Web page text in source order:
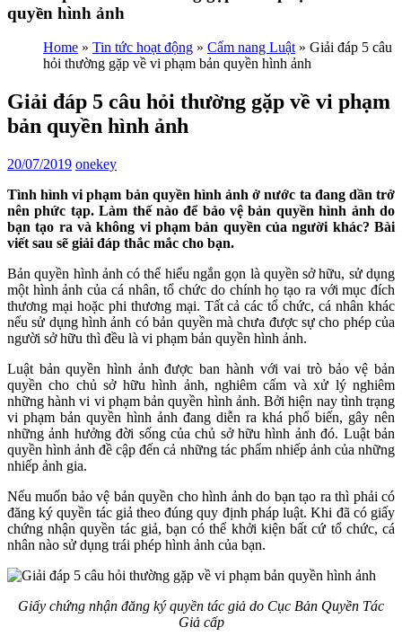
quyền hình ảnh
Home » Tin tức hoạt động » Cẩm nang Luật» Giải đáp 5 câu
hỏi thường gặp về vi phạm bản quyền hình ảnh
Giải đáp 5 câu hỏi thường gặp về vi phạm
bản quyền hình ảnh
20/07/2019 onekey
Tình hình vi phạm bản quyền hình ảnh ở nước ta đang dần trở
nên phức tạp. Làm thế nào để bảo vệ bản quyền hình ảnh do
bạn tạo ra và không vi phạm bản quyền của người khác? Bài
viết sau sẽ giải đáp thắc mắc cho bạn.
Bản quyền hình ảnh có thể hiểu ngắn gọn là quyền sở hữu, sử dụng
một hình ảnh của cá nhân, tổ chức do chính họ tạo ra với mục đích
thương mại hoặc phi thương mại. Tất cả các tổ chức, cá nhân khác
nếu sử dụng hình ảnh có bản quyền mà chưa được sự cho phép của
người sở hữu thì đều là vi phạm bản quyền hình ảnh.
Luật bản quyền hình ảnh được ban hành với vai trò bảo vệ bản
quyền cho chủ sở hữu hình ảnh, nghiêm cấm và xử lý nghiêm
những hành vi vi phạm bản quyền hình ảnh. Bởi hiện nay tình trạng
vi phạm bản quyền hình ảnh đang diễn ra khá phổ biến, gây nên
những ảnh hưởng đời sống của chủ sở hữu hình ảnh đó. Luật bản
quyền hình ảnh đề cập đến cả những tác phẩm nhiếp ảnh của những
nhiếp ảnh gia.
Nếu muốn bảo vệ bản quyền cho hình ảnh do bạn tạo ra thì phải có
đăng ký quyền tác giả theo đúng quy định pháp luật. Khi đã có giấy
chứng nhận quyền tác giả, bạn có thể khởi kiện bất cứ tổ chức, cá
nhân nào sử dụng trái phép hình ảnh của bạn.
Giấy chứng nhận đăng ký quyền tác giả do Cục Bản Quyền Tác
Giả cấp